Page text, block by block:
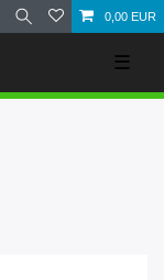
0,00 EUR
☰